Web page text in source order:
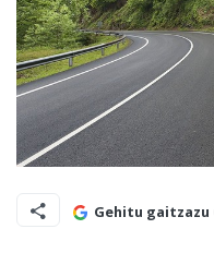
Gehitu gaitzazu